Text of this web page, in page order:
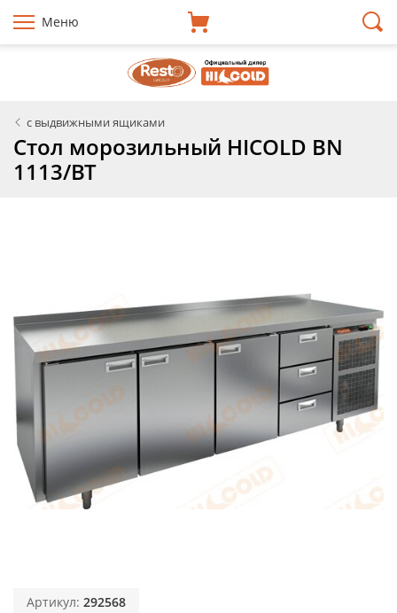
Меню
с выдвижными ящиками
Стол морозильный HICOLD BN
1113/BT
Артикул: 292568